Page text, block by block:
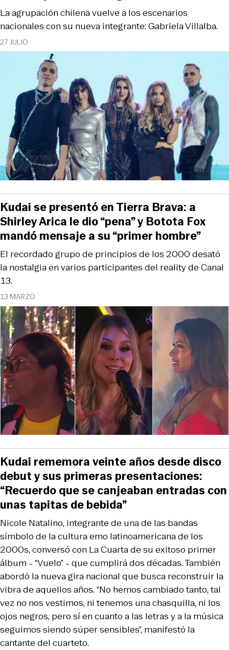
27 JULIO
La agrupación chilena vuelve a los escenarios
nacionales con su nueva integrante: Gabriela Villalba.
13 MARZO
El recordado grupo de principios de los 2000 desató
la nostalgia en varios participantes del reality de Canal
13.
Kudai se presentó en Tierra Brava: a
Shirley Arica le dio “pena” y Botota Fox
mandó mensaje a su “primer hombre”
Nicole Natalino, integrante de una de las bandas
símbolo de la cultura emo latinoamericana de los
2000s, conversó con La Cuarta de su exitoso primer
álbum - “Vuelo” - que cumplirá dos décadas. También
abordó la nueva gira nacional que busca reconstruir la
vibra de aquellos años. “No hemos cambiado tanto, tal
vez no nos vestimos, ni tenemos una chasquilla, ni los
ojos negros, pero sí en cuanto a las letras y a la música
seguimos siendo súper sensibles”, manifestó la
cantante del cuarteto.
Kudai rememora veinte años desde disco
debut y sus primeras presentaciones:
“Recuerdo que se canjeaban entradas con
unas tapitas de bebida”